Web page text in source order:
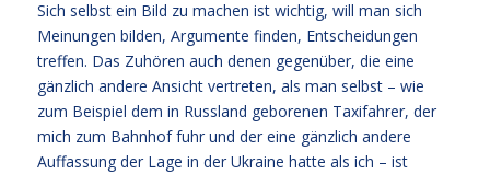
Sich selbst ein Bild zu machen ist wichtig, will man sich
Meinungen bilden, Argumente finden, Entscheidungen
treffen. Das Zuhören auch denen gegenüber, die eine
gänzlich andere Ansicht vertreten, als man selbst – wie
zum Beispiel dem in Russland geborenen Taxifahrer, der
mich zum Bahnhof fuhr und der eine gänzlich andere
Auffassung der Lage in der Ukraine hatte als ich – ist